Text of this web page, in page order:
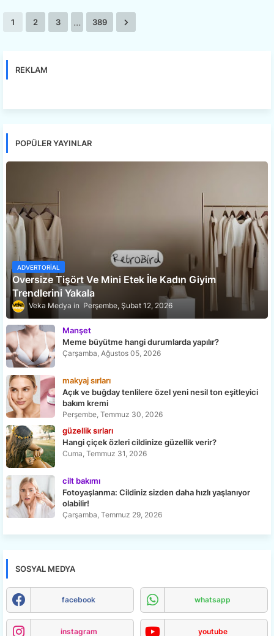
1 2 3 ... 389
REKLAM
POPÜLER YAYINLAR
ADVERTORIAL
Oversize Tişört Ve Mini Etek İle Kadın Giyim
Trendlerini Yakala
Veka Medya Perşembe, Şubat 12, 2026
Manşet
Meme büyütme hangi durumlarda yapılır?
Çarşamba, Ağustos 05, 2026
makyaj sırları
Açık ve buğday tenlilere özel yeni nesil ton eşitleyici
bakım kremi
Perşembe, Temmuz 30, 2026
güzellik sırları
Hangi çiçek özleri cildinize güzellik verir?
Cuma, Temmuz 31, 2026
cilt bakımı
Fotoyaşlanma: Cildiniz sizden daha hızlı yaşlanıyor
olabilir!
Çarşamba, Temmuz 29, 2026
SOSYAL MEDYA
facebook whatsapp
instagram youtube